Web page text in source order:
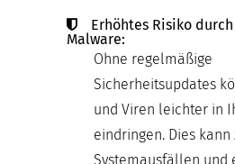
Erhöhtes Risiko durch
Malware:
Ohne regelmäßige
Sicherheitsupdates
und Viren leichter in
eindringen. Dies
Systemausfällen und